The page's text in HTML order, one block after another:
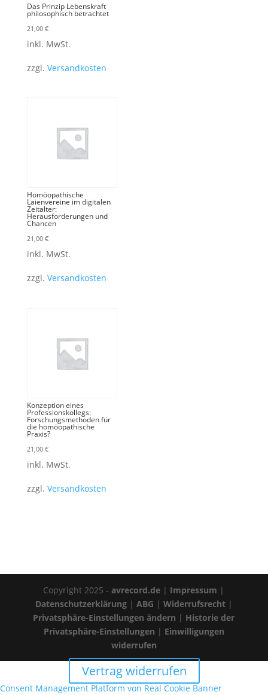
Das Prinzip Lebenskraft
philosophisch betrachtet
21,00 €
inkl. MwSt.
zzgl. Versandkosten
Homöopathische
Laienvereine im digitalen
Zeitalter:
Herausforderungen und
Chancen
21,00 €
inkl. MwSt.
zzgl. Versandkosten
Konzeption eines
Professionskollegs:
Forschungsmethoden für
die homöopathische
Praxis?
21,00 €
inkl. MwSt.
zzgl. Versandkosten
Copyright 2025 -avrecord.de | Impressum |
Datenschutzerklärung| ABG | Widerrufsrecht|
Privatsphäre-Einstellungen ändern | Historie der
Privatsphäre-Einstellungen | Einwilligungen
widerrufen
Vertrag widerrufen
Consent Management Platform von Real Cookie Banner